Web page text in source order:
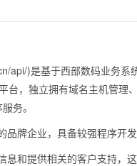
api/)是基于西部数码业务
台，独立拥有域名主机管
务。
品牌企业，具备较强程序开
息和提供相关的客户支持，